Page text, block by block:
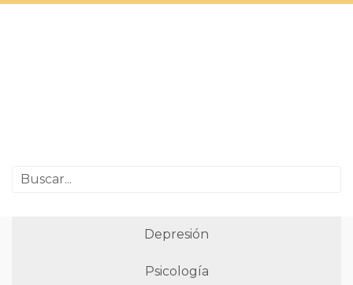
Depresión
Psicología